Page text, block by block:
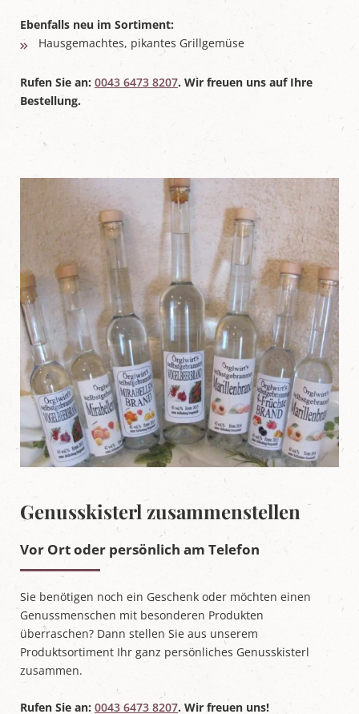
Ebenfalls neu im Sortiment:
Hausgemachtes, pikantes Grillgemüse
Rufen Sie an: 0043 6473 8207. Wir freuen uns auf Ihre
Bestellung.
Genusskisterl zusammenstellen
Vor Ort oder persönlich am Telefon
Sie benötigen noch ein Geschenk oder möchten einen
Genussmenschen mit besonderen Produkten
überraschen? Dann stellen Sie aus unserem
Produktsortiment Ihr ganz persönliches Genusskisterl
zusammen.
Rufen Sie an: 0043 6473 8207. Wir freuen uns!